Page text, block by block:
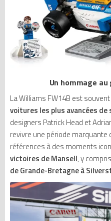
Un hommage
La Williams FW14B est
voitures les plus avancées de
designers Patrick Head et
revivre une période marquante
références à des moments
victoires de Mansell, y compris
de Grande-Bretagne à